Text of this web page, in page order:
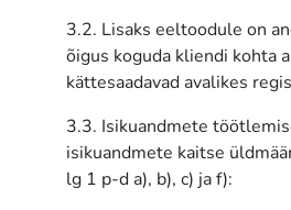
3.2. Lisaks eeltoodule on
õigus koguda kliendi kohta
kättesaadavad avalikes
3.3. Isikuandmete
isikuandmete kaitse
lg 1 p-d a), b), c) ja f):